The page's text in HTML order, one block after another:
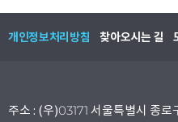
개인정보처리방침 찾아오시는 길
주소 : (우)03171 서울특별시 종